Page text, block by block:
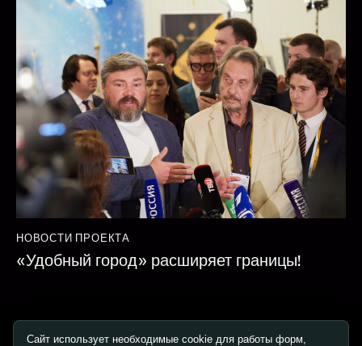
НОВОСТИ ПРОЕКТА
«Удобный город» расширяет границы!
Сайт использует необходимые cookie для работы форм,